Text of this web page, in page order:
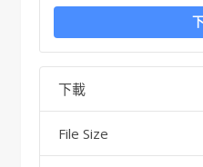
下載
File Size